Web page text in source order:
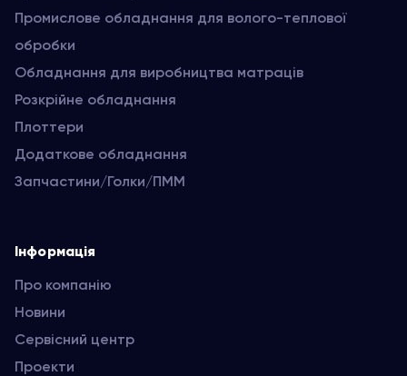
Промислове обладнання для волого-теплової
обробки
Обладнання для виробництва матраців
Розкрійне обладнання
Плоттери
Додаткове обладнання
Запчастини/Голки/ПММ
Інформація
Про компанію
Новини
Сервісний центр
Проекти